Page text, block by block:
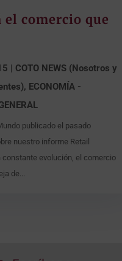
el comercio que
| COTO NEWS (Nosotros y
, ECONOMÍA -
publicado el pasado
nuestro informe Retail
constante evolución, el comercio
de...